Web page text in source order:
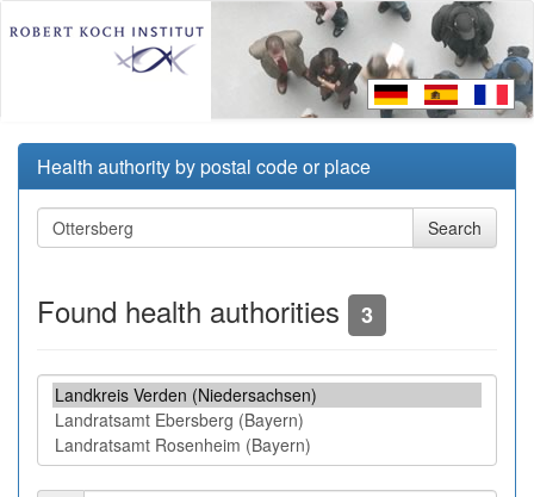
Health authority by postal code or place
Found health authorities 3